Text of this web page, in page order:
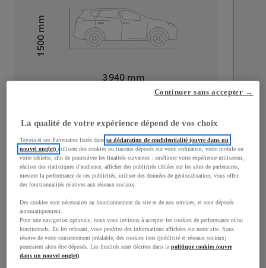
3 940 mm
Hauteur1 500
mm
Largeur
1 745mm
Consommation mixte
Consommation mixte 4L/100 km
Émissions CO2
92g/km
La qualité de votre expérience dépend de vos choix
Toyota et ses Partenaires listés danssa déclaration de confidentialité (ouvre dans un
nouvel onglet)utilisent des cookies ou traceurs déposés sur votre ordinateur, votre mobile ou
votre tablette, afin de poursuivre les finalités suivantes : améliorer votre expérience utilisateur,
réaliser des statistiques d’audience, afficher des publicités ciblées sur les sites de partenaires,
mesurer la performance de ces publicités, utiliser des données de géolocalisation, vous offrir
des fonctionnalités relatives aux réseaux sociaux.
Des cookies sont nécessaires au fonctionnement du site et de nos services, et sont déposés
automatiquement.
Pour une navigation optimale, nous vous invitons à accepter les cookies de performance et/ou
fonctionnels. En les refusant, vous perdriez des informations affichées sur notre site. Sous
réserve de votre consentement préalable, des cookies tiers (publicité et réseaux sociaux)
pourraient alors être déposés. Les finalités sont décrites dans lapolitique cookies (ouvre
dans un nouvel onglet)
Continuer sans accepter →